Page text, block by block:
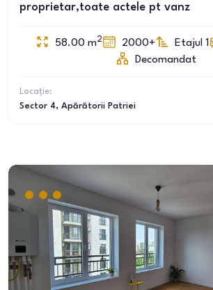
proprietar,toate actele pt vanz
58.00 m2 2000+ Etajul 1
Decomandat
Locație:
Sector 4, Apărătorii Patriei